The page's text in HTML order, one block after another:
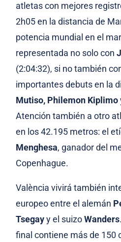
atletas con mejores
2h05 en la distancia de
potencia mundial en el
representada no solo con
(2:04:32), si no también
importantes debuts en la
Mutiso, Philemon Kiplimo
Atención también a otro
en los 42.195 metros: el
Menghesa, ganador del
Copenhague.
València vivirá también
europeo entre el alemán
Tsegayy el suizoWanders
final contiene más de 150